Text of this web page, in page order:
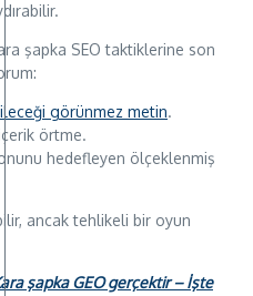
şapka SEO taktiklerine son
görünmez metin.
örtme.
hedefleyen ölçeklenmiş
ancak tehlikeli bir oyun
şapka GEO gerçektir – İşte